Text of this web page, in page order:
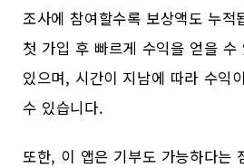
조사에 참여할수록 보상액도 누적
첫 가입 후 빠르게 수익을 얻을 수
있으며, 시간이 지남에 따라 수익
수 있습니다.
또한, 이 앱은 기부도 가능하다는